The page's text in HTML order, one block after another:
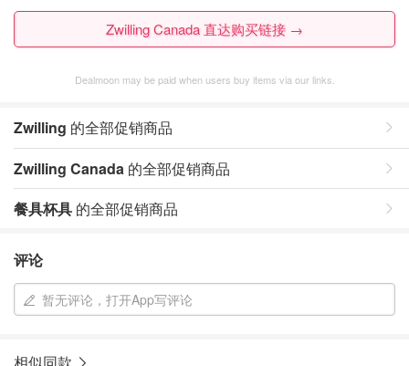
Zwilling Canada 直达购买链接 →
Dealmoon may be paid when users buy items via our links.
Zwilling 的全部促销商品
Zwilling Canada 的全部促销商品
餐具杯具 的全部促销商品
评论
暂无评论，打开App写评论